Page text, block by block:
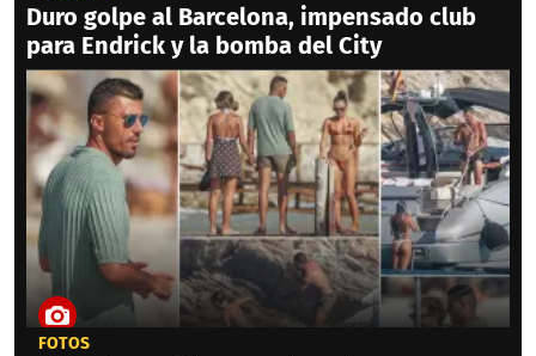
Duro golpe al Barcelona, impensado club
para Endrick y la bomba del City
FOTOS